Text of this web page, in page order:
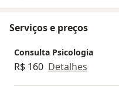
Serviços e preços
Consulta Psicologia
R$ 160 Detalhes